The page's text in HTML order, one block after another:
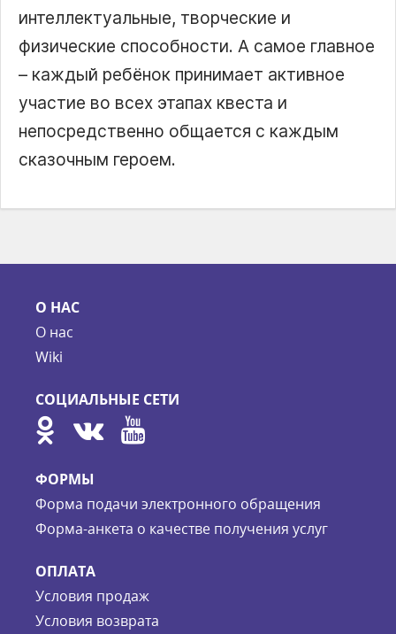
интеллектуальные, творческие и
физические способности. А самое главное
– каждый ребёнок принимает активное
участие во всех этапах квеста и
непосредственно общается с каждым
сказочным героем.
О НАС
О нас
Wiki
СОЦИАЛЬНЫЕ СЕТИ
ФОРМЫ
Форма подачи электронного обращения
Форма-анкета о качестве получения услуг
ОПЛАТА
Условия продаж
Условия возврата